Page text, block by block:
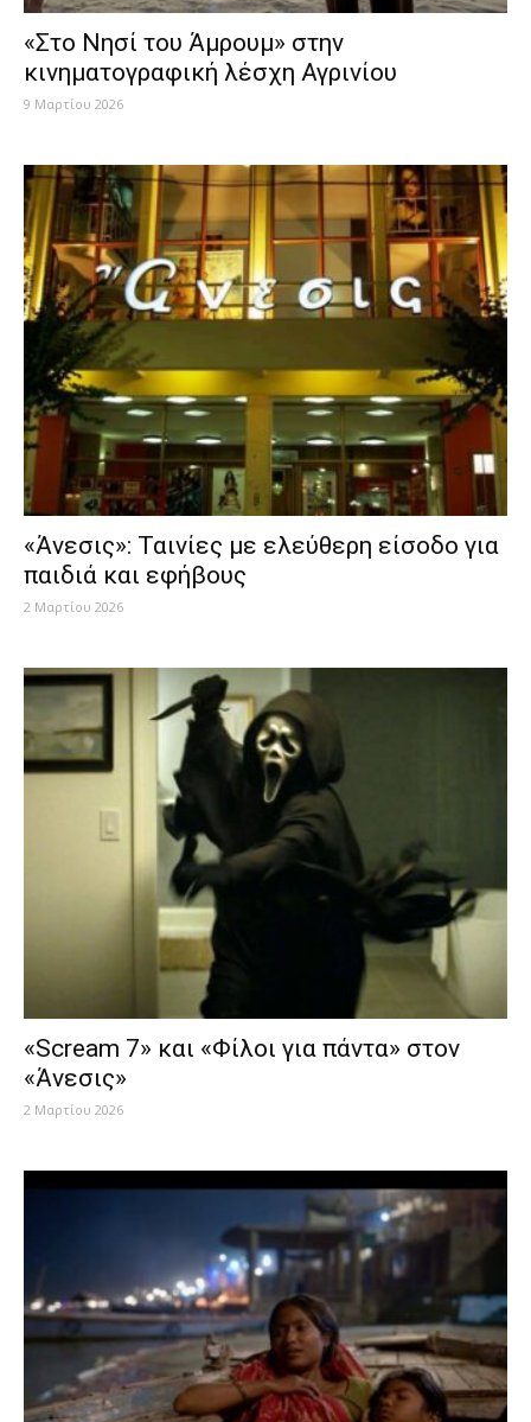
«Στο Νησί του Άμρουμ» στην
κινηματογραφική λέσχη Αγρινίου
9 Μαρτίου 2026
«Άνεσις»: Ταινίες με ελεύθερη είσοδο για
παιδιά και εφήβους
2 Μαρτίου 2026
«Scream 7» και «Φίλοι για πάντα» στον
«Άνεσις»
2 Μαρτίου 2026